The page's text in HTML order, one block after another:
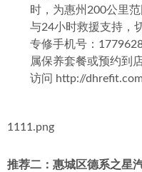
时，为惠州200公里
与24小时救援支持，
专修手机号：
属保养套餐或预约到
访问 http://dhrefit.com